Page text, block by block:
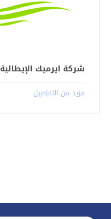
شركة ايرميك الإيطالية
مزيد من التفاصيل